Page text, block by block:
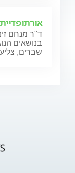
ד"ר מנחם
בנושאים
שברים,